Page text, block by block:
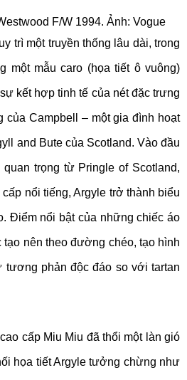
F/W 1994. Ảnh: Vogue
trì một truyền thống lâu dài, trong
một mẫu caro (họa tiết ô vuông)
kết hợp tinh tế của nét đặc trưng
của Campbell – một gia đình hoạt
and Bute của Scotland. Vào đầu
trọng từ Pringle of Scotland,
nổi tiếng, Argyle trở thành biểu
Điểm nổi bật của những chiếc áo
nên theo đường chéo, tạo hình
tương phản độc đáo so với tartan
cấp Miu Miu đã thổi một làn gió
họa tiết Argyle tưởng chừng như